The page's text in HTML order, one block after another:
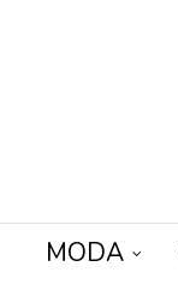
MODA